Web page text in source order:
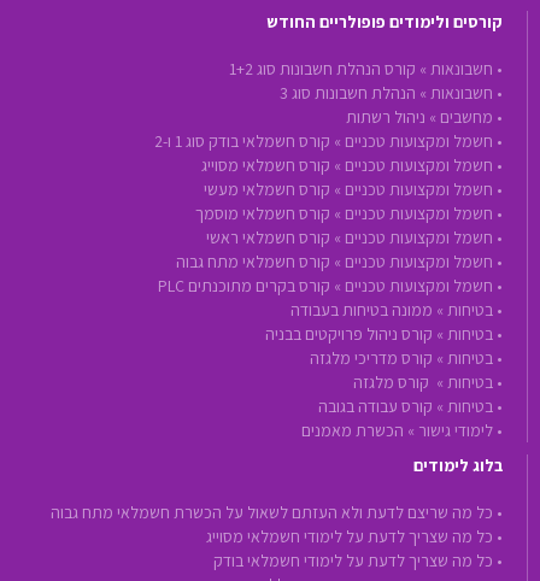
קורסים ולימודים פופולריים החודש
• חשבונאות » קורס הנהלת חשבונות סוג 1+2
• חשבונאות » הנהלת חשבונות סוג 3
• מחשבים » ניהול רשתות
• חשמל ומקצועות טכניים » קורס חשמלאי בודק סוג 1 ו-2
• חשמל ומקצועות טכניים » קורס חשמלאי מסוייג
• חשמל ומקצועות טכניים » קורס חשמלאי מעשי
• חשמל ומקצועות טכניים » קורס חשמלאי מוסמך
• חשמל ומקצועות טכניים » קורס חשמלאי ראשי
• חשמל ומקצועות טכניים » קורס חשמלאי מתח גבוה
• חשמל ומקצועות טכניים » קורס בקרים מתוכנתים PLC
• בטיחות » ממונה בטיחות בעבודה
• בטיחות » קורס ניהול פרויקטים בבניה
• בטיחות » קורס מדריכי מלגזה
• בטיחות » קורס מלגזה
• בטיחות » קורס עבודה בגובה
• לימודי גישור » הכשרת מאמנים
בלוג לימודים
• כל מה שריצם לדעת ולא העזתם לשאול על הכשרת חשמלאי מתח גבוה
• כל מה שצריך לדעת על לימודי חשמלאי מסוייג
• כל מה שצריך לדעת על לימודי חשמלאי בודק